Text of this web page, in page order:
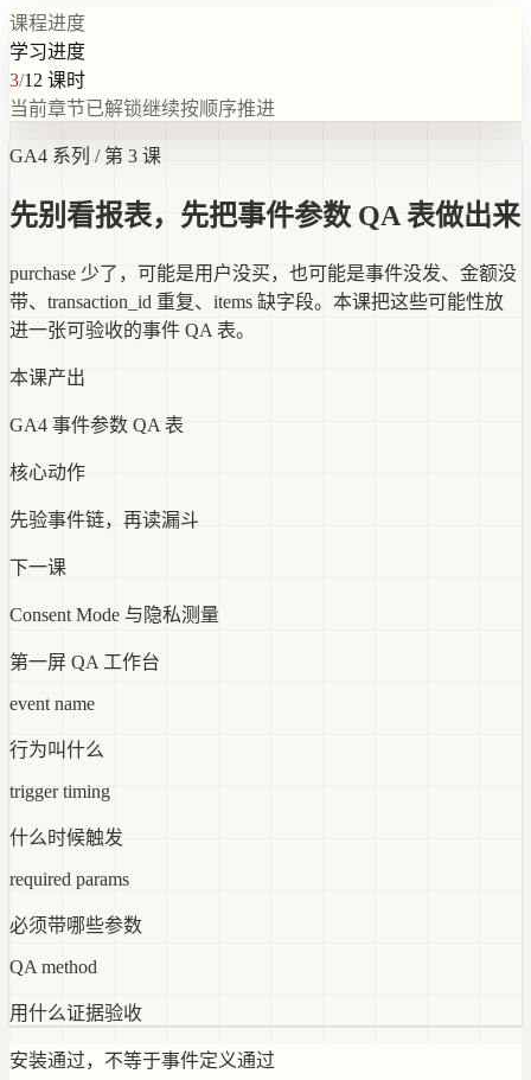
课程进度
学习进度
3/12 课时
当前章节已解锁继续按顺序推进
GA4 系列 / 第 3 课
先别看报表，先把事件参数 QA 表做出来
purchase 少了，可能是用户没买，也可能是事件没发、金额没
带、transaction_id 重复、items 缺字段。本课把这些可能性放
进一张可验收的事件 QA 表。
本课产出
GA4 事件参数 QA 表
核心动作
先验事件链，再读漏斗
下一课
Consent Mode 与隐私测量
第一屏 QA 工作台
event name
行为叫什么
trigger timing
什么时候触发
required params
必须带哪些参数
QA method
用什么证据验收
安装通过，不等于事件定义通过